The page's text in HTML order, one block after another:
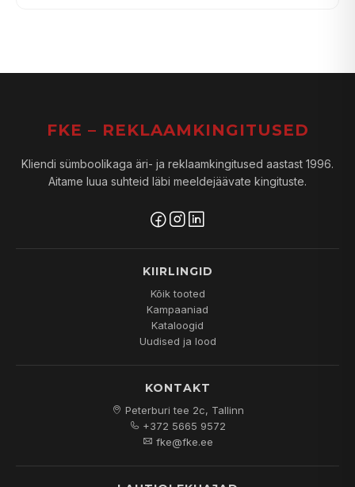
FKE – REKLAAMKINGITUSED
Kliendi sümboolikaga äri- ja reklaamkingitused aastast 1996.
Aitame luua suhteid läbi meeldejäävate kingituste.
KIIRLINGID
Kõik tooted
Kampaaniad
Kataloogid
Uudised ja lood
KONTAKT
Peterburi tee 2c, Tallinn
+372 5665 9572
fke@fke.ee